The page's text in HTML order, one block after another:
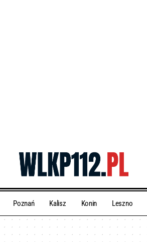
Poznań Kalisz Konin Leszno